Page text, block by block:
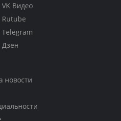
VK Видео
Rutube
Telegram
Дзен
новости